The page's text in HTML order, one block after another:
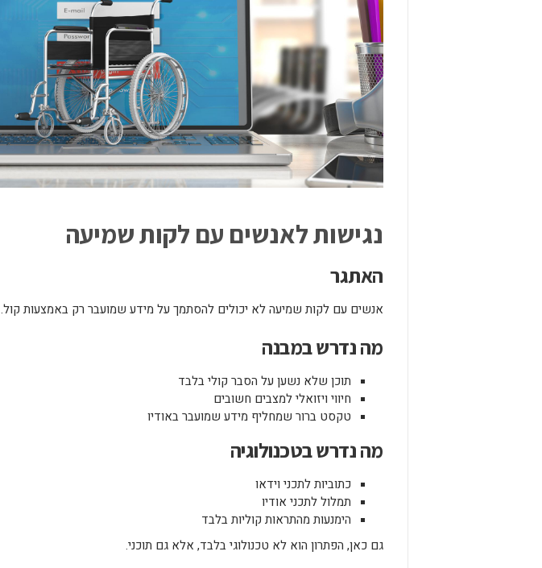
נגישות לאנשים עם לקות שמיעה
האתגר
אנשים עם לקות שמיעה לא יכולים להסתמך על מידע שמועבר רק באמצעות קול.
מה נדרש במבנה
תוכן שלא נשען על הסבר קולי בלבד
חיווי ויזואלי למצבים חשובים
טקסט ברור שמחליף מידע שמועבר באודיו
מה נדרש בטכנולוגיה
כתוביות לתכני וידאו
תמלול לתכני אודיו
הימנעות מהתראות קוליות בלבד
גם כאן, הפתרון הוא לא טכנולוגי בלבד, אלא גם תוכני.